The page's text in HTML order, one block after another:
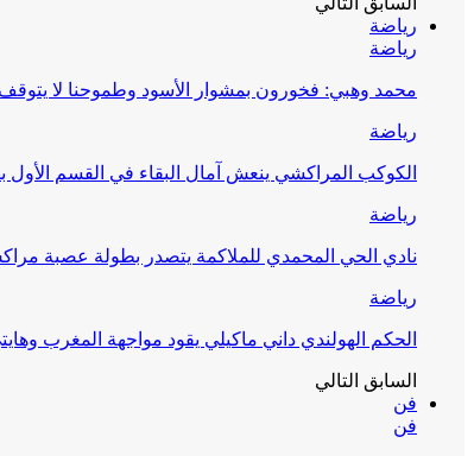
رياضة
رياضة
محمد وهبي: فخورون بمشوار الأسود وطموحنا لا يتوقف
رياضة
الكوكب المراكشي ينعش آمال البقاء في القسم الأول
رياضة
نادي الحي المحمدي للملاكمة يتصدر بطولة عصبة
رياضة
الحكم الهولندي داني ماكيلي يقود مواجهة المغرب وهايتي
السابق التالي
فن
فن